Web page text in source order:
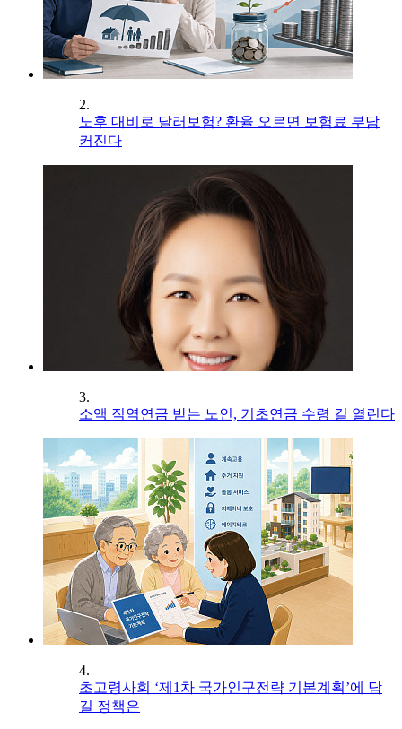
2.
노후 대비로 달러보험? 환율 오르면 보험료 부담
커진다
3.
소액 직역연금 받는 노인, 기초연금 수령 길 열린다
4.
초고령사회 ‘제1차 국가인구전략 기본계획’에 담
길 정책은